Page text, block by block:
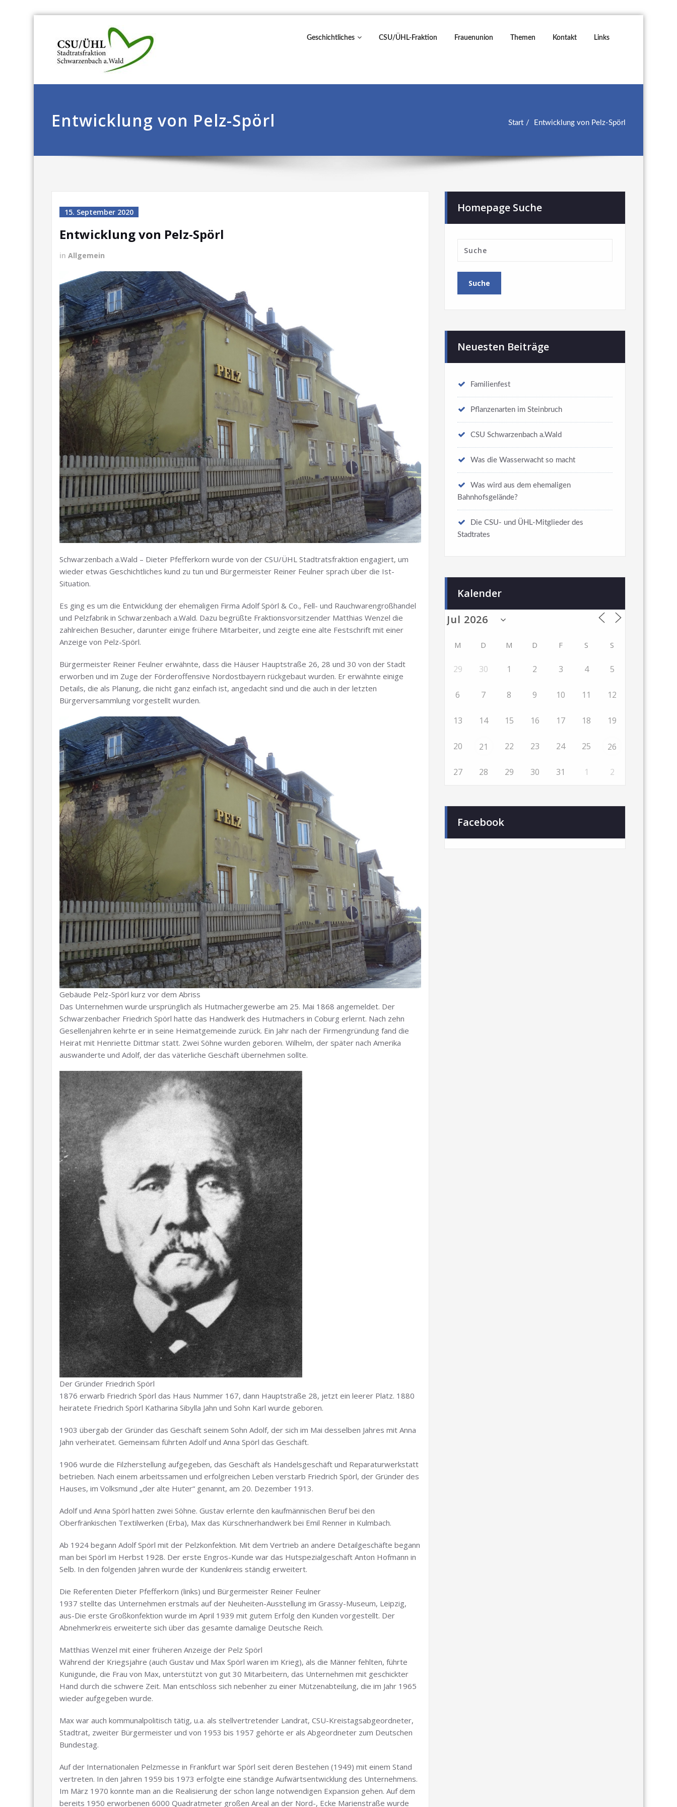
Geschichtliches CSU/ÜHL-Fraktion Frauenunion Themen Kontakt Links
Entwicklung von Pelz-Spörl Start Entwicklung von Pelz-Spörl
15. September 2020
Entwicklung von Pelz-Spörl
in Allgemein
Schwarzenbach a.Wald – Dieter Pfefferkorn wurde von der CSU/ÜHL Stadtratsfraktion engagiert, um
wieder etwas Geschichtliches kund zu tun und Bürgermeister Reiner Feulner sprach über die Ist-
Situation.
Es ging es um die Entwicklung der ehemaligen Firma Adolf Spörl & Co., Fell- und Rauchwarengroßhandel
und Pelzfabrik in Schwarzenbach a.Wald. Dazu begrüßte Fraktionsvorsitzender Matthias Wenzel die
zahlreichen Besucher, darunter einige frühere Mitarbeiter, und zeigte eine alte Festschrift mit einer
Anzeige von Pelz-Spörl.
Bürgermeister Reiner Feulner erwähnte, dass die Häuser Hauptstraße 26, 28 und 30 von der Stadt
erworben und im Zuge der Förderoffensive Nordostbayern rückgebaut wurden. Er erwähnte einige
Details, die als Planung, die nicht ganz einfach ist, angedacht sind und die auch in der letzten
Bürgerversammlung vorgestellt wurden.
Gebäude Pelz-Spörl kurz vor dem Abriss
Das Unternehmen wurde ursprünglich als Hutmachergewerbe am 25. Mai 1868 angemeldet. Der
Schwarzenbacher Friedrich Spörl hatte das Handwerk des Hutmachers in Coburg erlernt. Nach zehn
Gesellenjahren kehrte er in seine Heimatgemeinde zurück. Ein Jahr nach der Firmengründung fand die
Heirat mit Henriette Dittmar statt. Zwei Söhne wurden geboren. Wilhelm, der später nach Amerika
auswanderte und Adolf, der das väterliche Geschäft übernehmen sollte.
Der Gründer Friedrich Spörl
1876 erwarb Friedrich Spörl das Haus Nummer 167, dann Hauptstraße 28, jetzt ein leerer Platz. 1880
heiratete Friedrich Spörl Katharina Sibylla Jahn und Sohn Karl wurde geboren.
1903 übergab der Gründer das Geschäft seinem Sohn Adolf, der sich im Mai desselben Jahres mit Anna
Jahn verheiratet. Gemeinsam führten Adolf und Anna Spörl das Geschäft.
1906 wurde die Filzherstellung aufgegeben, das Geschäft als Handelsgeschäft und Reparaturwerkstatt
betrieben. Nach einem arbeitssamen und erfolgreichen Leben verstarb Friedrich Spörl, der Gründer des
Hauses, im Volksmund „der alte Huter“ genannt, am 20. Dezember 1913.
Adolf und Anna Spörl hatten zwei Söhne. Gustav erlernte den kaufmännischen Beruf bei den
Oberfränkischen Textilwerken (Erba), Max das Kürschnerhandwerk bei Emil Renner in Kulmbach.
Ab 1924 begann Adolf Spörl mit der Pelzkonfektion. Mit dem Vertrieb an andere Detailgeschäfte begann
man bei Spörl im Herbst 1928. Der erste Engros-Kunde war das Hutspezialgeschäft Anton Hofmann in
Selb. In den folgenden Jahren wurde der Kundenkreis ständig erweitert.
Die Referenten Dieter Pfefferkorn (links) und Bürgermeister Reiner Feulner
1937 stellte das Unternehmen erstmals auf der Neuheiten-Ausstellung im Grassy-Museum, Leipzig,
aus-Die erste Großkonfektion wurde im April 1939 mit gutem Erfolg den Kunden vorgestellt. Der
Abnehmerkreis erweiterte sich über das gesamte damalige Deutsche Reich.
Matthias Wenzel mit einer früheren Anzeige der Pelz Spörl
Während der Kriegsjahre (auch Gustav und Max Spörl waren im Krieg), als die Männer fehlten, führte
Kunigunde, die Frau von Max, unterstützt von gut 30 Mitarbeitern, das Unternehmen mit geschickter
Hand durch die schwere Zeit. Man entschloss sich nebenher zu einer Mützenabteilung, die im Jahr 1965
wieder aufgegeben wurde.
Max war auch kommunalpolitisch tätig, u.a. als stellvertretender Landrat, CSU-Kreistagsabgeordneter,
Stadtrat, zweiter Bürgermeister und von 1953 bis 1957 gehörte er als Abgeordneter zum Deutschen
Bundestag.
Auf der Internationalen Pelzmesse in Frankfurt war Spörl seit deren Bestehen (1949) mit einem Stand
vertreten. In den Jahren 1959 bis 1973 erfolgte eine ständige Aufwärtsentwicklung des Unternehmens.
Im März 1970 konnte man an die Realisierung der schon lange notwendigen Expansion gehen. Auf dem
bereits 1950 erworbenen 6000 Quadratmeter großen Areal an der Nord-, Ecke Marienstraße wurde
Homepage Suche
Neuesten Beiträge
Familienfest
Pflanzenarten im Steinbruch
CSU Schwarzenbach a.Wald
Was die Wasserwacht so macht
Was wird aus dem ehemaligen
Bahnhofsgelände?
Die CSU- und ÜHL-Mitglieder des
Stadtrates
Kalender
M D M D F S S
29 30 1 2 3 4 5
6 7 8 9 10 11 12
13 14 15 16 17 18 19
20 21 22 23 24 25 26
27 28 29 30 31 1 2
Facebook